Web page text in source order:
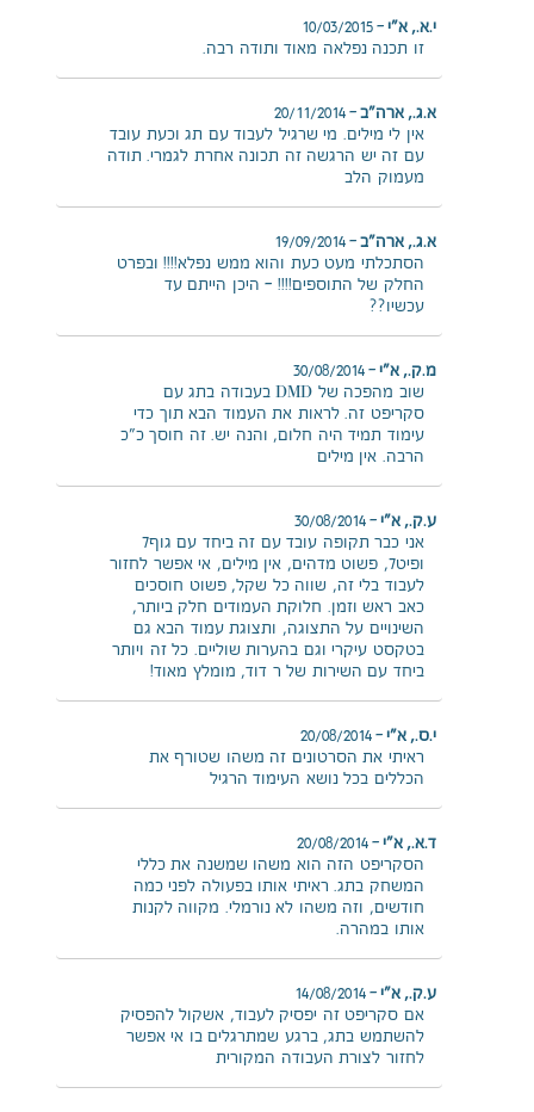
י.א., א"י–
10/03/2015
זו תכנה נפלאה מאוד ותודה רבה.
א.ג., ארה"ב–
20/11/2014
אין לי מילים. מי שרגיל לעבוד עם תג וכעת עובד
עם זה יש הרגשה זה תכונה אחרת לגמרי. תודה
מעמוק הלב
א.ג., ארה"ב–
19/09/2014
הסתכלתי מעט כעת והוא ממש נפלא!!!! ובפרט
החלק של התוספים!!!! – היכן הייתם עד
עכשיו??
מ.ק., א"י–
30/08/2014
שוב מהפכה של DMD בעבודה בתג עם
סקריפט זה. לראות את העמוד הבא תוך כדי
עימוד תמיד היה חלום, והנה יש. זה חוסך כ"כ
הרבה. אין מילים
ע.ק., א"י–
30/08/2014
אני כבר תקופה עובד עם זה ביחד עם גוף7
ופיט7, פשוט מדהים, אין מילים, אי אפשר לחזור
לעבוד בלי זה, שווה כל שקל, פשוט חוסכים
כאב ראש וזמן. חלוקת העמודים חלק ביותר,
השינויים על התצוגה, ותצוגת עמוד הבא גם
בטקסט עיקרי וגם בהערות שוליים. כל זה ויותר
ביחד עם השירות של ר דוד, מומלץ מאוד!
י.ס., א"י–
20/08/2014
ראיתי את הסרטונים זה משהו שטורף את
הכללים בכל נושא העימוד הרגיל
ד.א., א"י–
20/08/2014
הסקריפט הזה הוא משהו שמשנה את כללי
המשחק בתג. ראיתי אותו בפעולה לפני כמה
חודשים, וזה משהו לא נורמלי. מקווה לקנות
אותו במהרה.
ע.ק., א"י–
14/08/2014
אם סקריפט זה יפסיק לעבוד, אשקול להפסיק
להשתמש בתג, ברגע שמתרגלים בו אי אפשר
לחזור לצורת העבודה המקורית